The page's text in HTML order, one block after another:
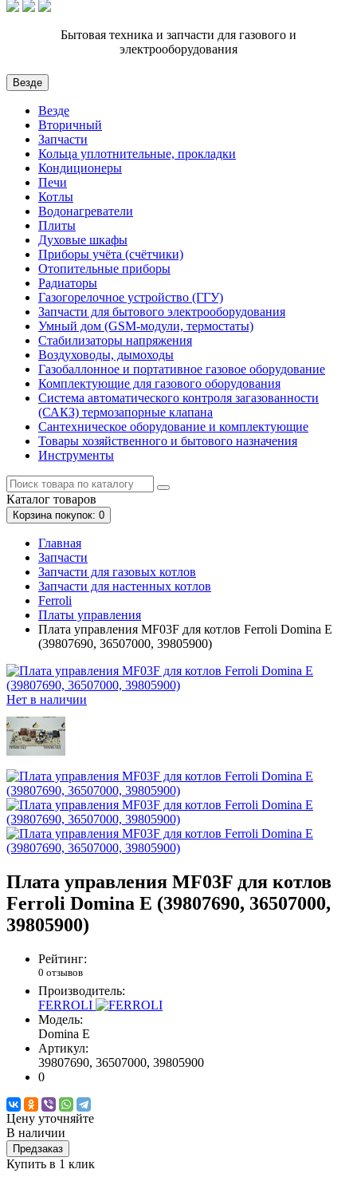
Бытовая техника и запчасти для газового и
электрооборудования
Везде
Везде
Вторичный
Запчасти
Кольца уплотнительные, прокладки
Кондиционеры
Печи
Котлы
Водонагреватели
Плиты
Духовые шкафы
Приборы учёта (счётчики)
Отопительные приборы
Радиаторы
Газогорелочное устройство (ГГУ)
Запчасти для бытового электрооборудования
Умный дом (GSM-модули, термостаты)
Cтабилизаторы напряжения
Воздуховоды, дымоходы
Газобаллонное и портативное газовое оборудование
Комплектующие для газового оборудования
Система автоматического контроля загазованности
(САКЗ) термозапорные клапана
Сантехническое оборудование и комплектующие
Товары хозяйственного и бытового назначения
Инструменты
Каталог товаров
Корзинапокупок: 0
Главная
Запчасти
Запчасти для газовых котлов
Запчасти для настенных котлов
Ferroli
Платы управления
Плата управления MF03F для котлов Ferroli Domina E
(39807690, 36507000, 39805900)
Нет в наличии
Плата управления MF03F для котлов
Ferroli Domina E (39807690, 36507000,
39805900)
Рейтинг:
0 отзывов
Производитель:
FERROLI
Модель:
Domina E
Артикул:
39807690, 36507000, 39805900
0
Цену уточняйте
В наличии
Предзаказ
Купить в 1 клик